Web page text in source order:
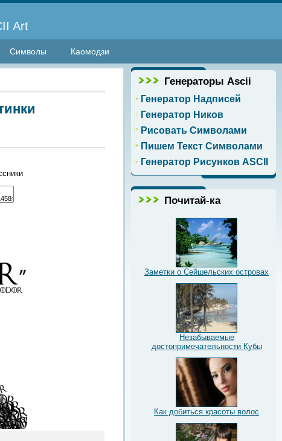
Art
Символы Каомодзи
Генераторы Ascii
Генератор Надписей
Генератор Ников
Рисовать Символами
Пишем Текст Символами
Генератор Рисунков ASCII
Почитай-ка
Заметки о Сейшельских островах
Незабываемые
достопримечательности Кубы
Как добиться красоты волос